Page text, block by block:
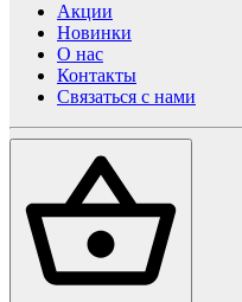
Акции
Новинки
О нас
Контакты
Связаться с нами